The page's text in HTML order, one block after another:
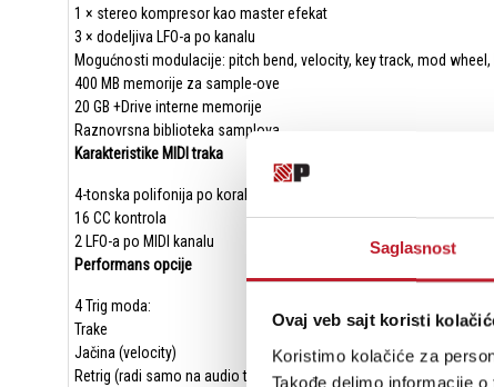
Saglasnost
Ovaj veb sajt koristi
Koristimo kolačiće za
Takođe delimo informacije
1 × stereo kompresor kao master efekat
3 × dodeljiva LFO-a po kanalu
Mogućnosti modulacije: pitch bend, velocity, key track, mod
400 MB memorije za sample-ove
20 GB +Drive interne memorije
Raznovrsna biblioteka samplova
Karakteristike MIDI traka
4-tonska polifonija po koraku
16 CC kontrola
2 LFO-a po MIDI kanalu
Performans opcije
4 Trig moda:
Trake
Jačina (velocity)
Retrig (radi samo na audio trakama)